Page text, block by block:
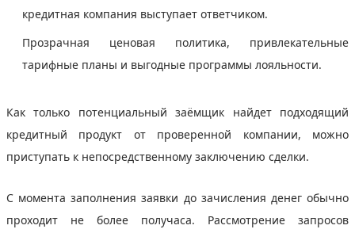
кредитная компания выступает ответчиком.
Прозрачная ценовая политика, привлекательные
тарифные планы и выгодные программы лояльности.
Как только потенциальный заёмщик найдет подходящий
кредитный продукт от проверенной компании, можно
приступать к непосредственному заключению сделки.
С момента заполнения заявки до зачисления денег обычно
проходит не более получаса. Рассмотрение запросов